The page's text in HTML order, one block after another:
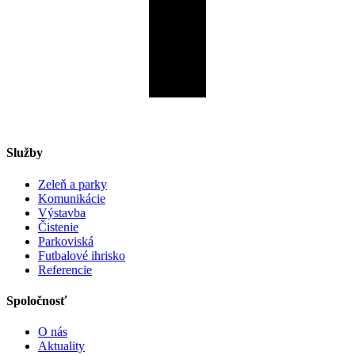
Služby
Zeleň a parky
Komunikácie
Výstavba
Čistenie
Parkoviská
Futbalové ihrisko
Referencie
Spoločnosť
O nás
Aktuality